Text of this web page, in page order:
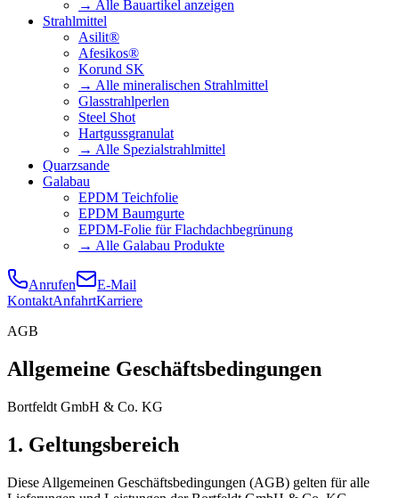
→ Alle Bauartikel anzeigen
Strahlmittel
Asilit®
Afesikos®
Korund SK
→ Alle mineralischen Strahlmittel
Glasstrahlperlen
Steel Shot
Hartgussgranulat
→ Alle Spezialstrahlmittel
Quarzsande
Galabau
EPDM Teichfolie
EPDM Baumgurte
EPDM-Folie für Flachdachbegrünung
→ Alle Galabau Produkte
Anrufen
E-Mail
KontaktAnfahrtKarriere
AGB
Allgemeine Geschäftsbedingungen
Bortfeldt GmbH & Co. KG
1. Geltungsbereich
Diese Allgemeinen Geschäftsbedingungen (AGB) gelten für alle